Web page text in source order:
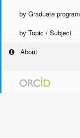
by Graduate program
by Topic / Subject
About